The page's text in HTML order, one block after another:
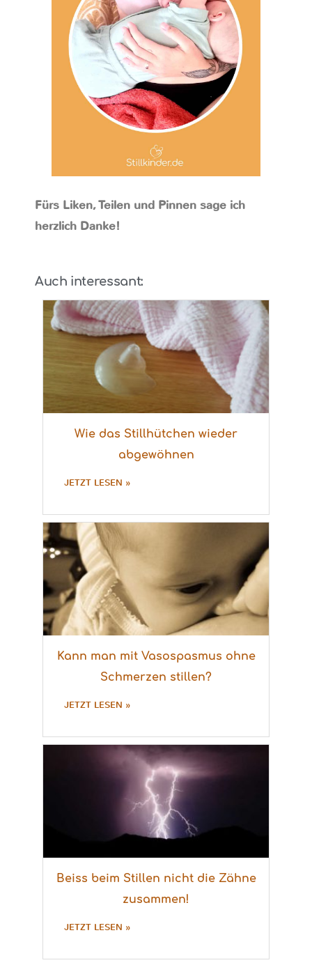
Fürs Liken, Teilen und Pinnen sage ich
herzlich Danke!
Auch interessant:
Wie das Stillhütchen wieder
abgewöhnen
JETZT LESEN »
Kann man mit Vasospasmus ohne
Schmerzen stillen?
JETZT LESEN »
Beiss beim Stillen nicht die Zähne
zusammen!
JETZT LESEN »